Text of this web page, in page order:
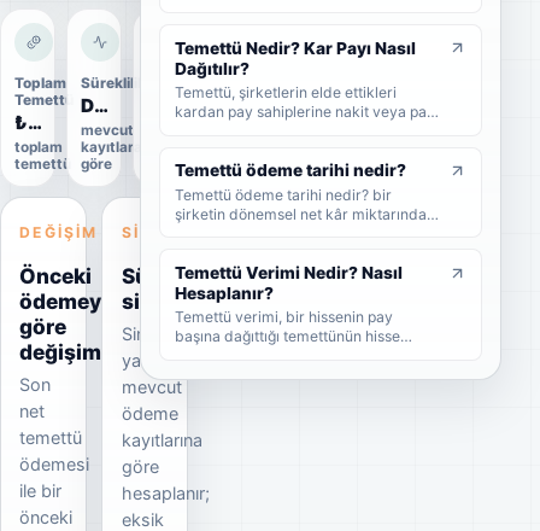
Toplam
Temettü
₺4,0 Mn
toplam
temettü
Süreklilik
Düzensiz
mevcut
kayıtlara
göre
Uygulama
durumu
DEĞIŞIM
Önceki
ödemeye
göre
değişim
Son
net
temettü
ödemesi
ile bir
önceki
SINYAL
Süreklilik
sinyali
Sinyal
yalnızca
mevcut
ödeme
kayıtlarına
göre
hesaplanır;
eksik
verimi ve örnek hesaplama adımlarını
sade şekilde bulabilirsiniz.
Temettü Nedir? Kar Payı Nasıl
Dağıtılır?
Temettü, şirketlerin elde ettikleri
kardan pay sahiplerine nakit veya pay
nasıl dağıtıldığını, brüt-net temettü
farkını, temettü tarihlerini ve
yatırımcıların dikkat etmesi
gerekenleri sade şekilde bulabilirsiniz.
Temettü ödeme tarihi nedir?
Temettü ödeme tarihi nedir? bir
şirketin dönemsel net kâr miktarından
Temettü Verimi Nedir? Nasıl
Hesaplanır?
Temettü verimi, bir hissenin pay
başına dağıttığı temettünün hisse
göstergedir. Bu rehberde temettü
veriminin nasıl hesaplandığını, yüksek
temettü veriminin ne anlama geldiğini
ve yatırımcıların bu oranı nasıl
yorumlaması gerektiğini sade